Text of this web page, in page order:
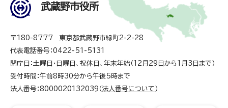
武蔵野市役所
〒180-8777 東京都武蔵野市緑町2-2-28
代表電話番号：0422-51-5131
閉庁日：土曜日・日曜日、祝休日、年末年始（12月29日から1月3日まで）
受付時間：午前8時30分から午後5時まで
法人番号：8000020132039（ 法人番号について ）